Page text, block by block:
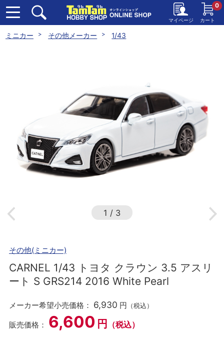
マイページ カート
0
ミニカー その他メーカー 1/43
1 / 3
その他(ミニカー)
CARNEL 1/43 トヨタ クラウン 3.5 アスリ
ート S GRS214 2016 White Pearl
メーカー希望小売価格： 6,930 円 （税込）
販売価格： 6,600 円 （税込）